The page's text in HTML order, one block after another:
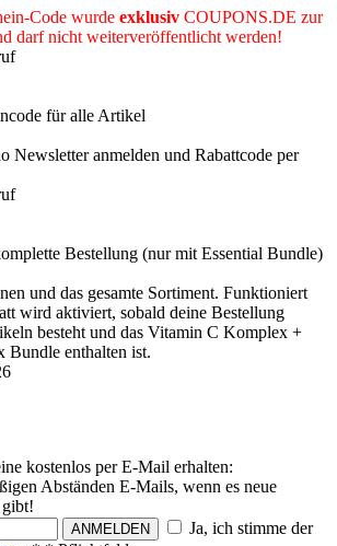
Code wurde exklusiv COUPONS.DE zur
darf nicht weiterveröffentlicht werden!
für alle Artikel
Newsletter anmelden und Rabattcode per
Bestellung (nur mit Essential Bundle)
und das gesamte Sortiment. Funktioniert
wird aktiviert, sobald deine Bestellung
besteht und das Vitamin C Komplex +
Bundle enthalten ist.
kostenlos per E-Mail erhalten:
Abständen E-Mails, wenn es neue
ANMELDEN
Ja, ich stimme der